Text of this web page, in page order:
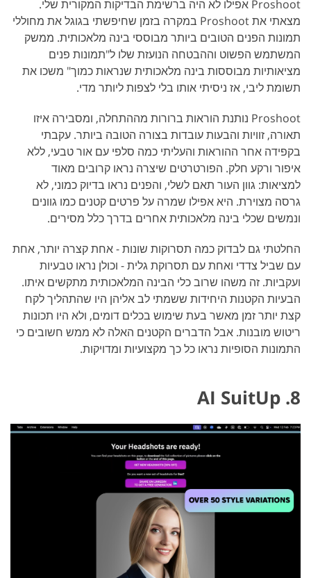
Proshoot אפילו לא היה ברשימת הבדיקות המקורית שלי.
מצאתי את Proshoot במקרה בזמן שחיפשתי בגוגל את מחוללי
תמונות הפנים הטובים ביותר מבוססי בינה מלאכותית. ממשק
המשתמש הפשוט וההבטחה הנועזת שלו ל"תמונות פנים
מציאותיות מבוססות בינה מלאכותית שנראות כמוך" משכו את
תשומת ליבי, אז ניסיתי אותו בלי לצפות ליותר מדי.
Proshoot נותנת הוראות ברורות מההתחלה, ומסבירה איזו
תאורה, זוויות והבעות עובדות בצורה הטובה ביותר. עקבתי
בקפידה אחר ההוראות והעליתי כמה סלפי עם אור טבעי, ללא
איפור ורקע חלק. הפורטרטים שיצרה נראו קרובים מאוד
למציאות: גוון העור תאם לשלי, והפנים נראו בדיוק כמוני, לא
גרסה מצוירת. היא אפילו שמרה על פרטים קטנים כמו גוונים
ונמשים שכלי בינה מלאכותית אחרים בדרך כלל מסירים.
החלטתי גם לבדוק כמה תסרוקות שונות - אחת קצרה יותר, אחת
עם שביל צדדי ואחת עם תסרוקת גלית - וכולן נראו טבעיות
ועקביות. זה משהו שרוב כלי הבינה המלאכותית מתקשים איתו.
הבעיות הקטנות היחידות ששמתי לב אליהן היו שהתהליך לקח
קצת יותר זמן מאשר בעת שימוש בכלים דומים, ולא היו תכונות
ריטוש מובנות. אבל הדברים הקטנים האלה לא ממש חשובים כי
התמונות הסופיות נראו כל כך מקצועיות ומדויקות.
8. AI SuitUp